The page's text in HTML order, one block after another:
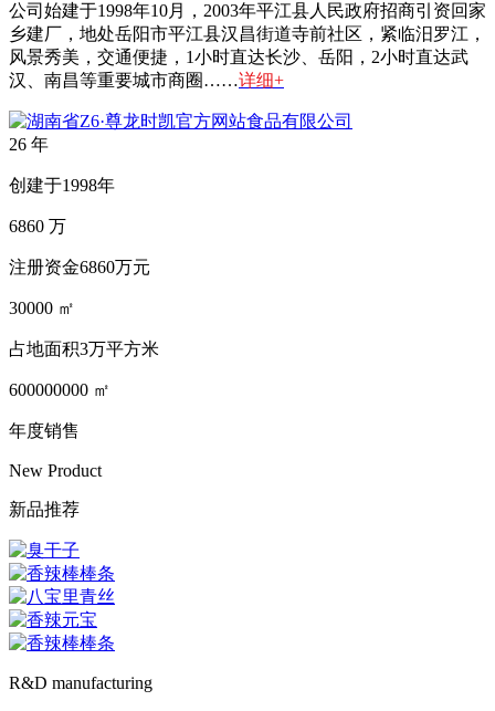
公司始建于1998年10月，2003年平江县人民政府招商引资回家
乡建厂，地处岳阳市平江县汉昌街道寺前社区，紧临汨罗江，
风景秀美，交通便捷，1小时直达长沙、岳阳，2小时直达武
汉、南昌等重要城市商圈……详细+
26 年
创建于1998年
6860 万
注册资金6860万元
30000 ㎡
占地面积3万平方米
600000000 ㎡
年度销售
New Product
新品推荐
R&D manufacturing